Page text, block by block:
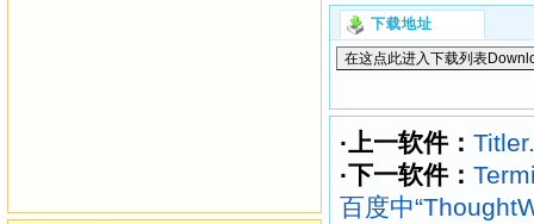
下载地址
·上一软件：
·下一软件：
百度中